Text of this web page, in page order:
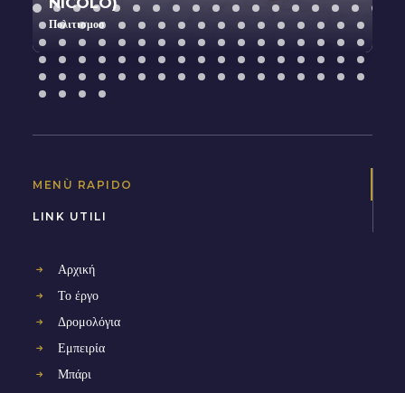
Πολιτισμοσ
MENÙ RAPIDO
LINK UTILI
Αρχική
Το έργο
Δρομολόγια
Εμπειρία
Μπάρι